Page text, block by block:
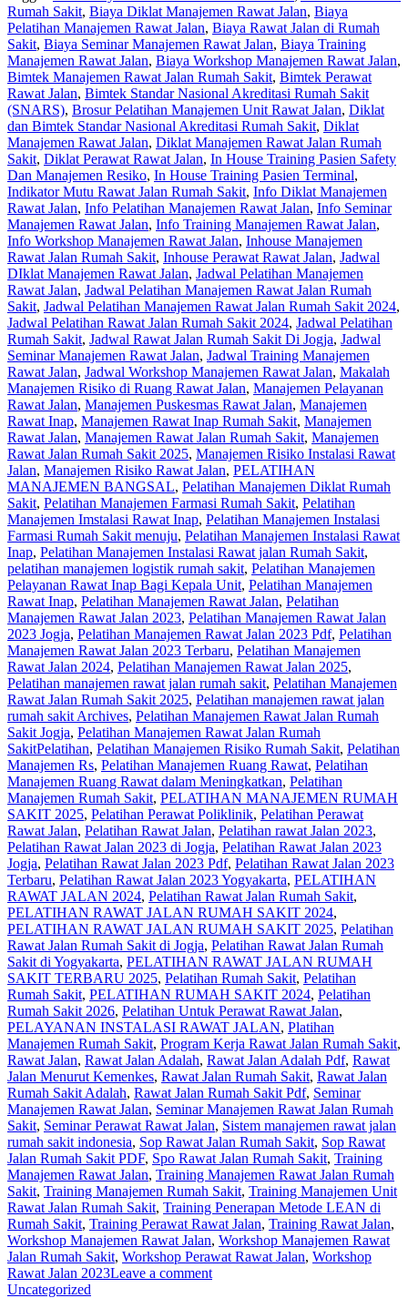
Rumah Sakit, Biaya Diklat Manajemen Rawat Jalan, Biaya
Pelatihan Manajemen Rawat Jalan, Biaya Rawat Jalan di Rumah
Sakit, Biaya Seminar Manajemen Rawat Jalan, Biaya Training
Manajemen Rawat Jalan, Biaya Workshop Manajemen Rawat Jalan,
Bimtek Manajemen Rawat Jalan Rumah Sakit, Bimtek Perawat
Rawat Jalan, Bimtek Standar Nasional Akreditasi Rumah Sakit
(SNARS), Brosur Pelatihan Manajemen Unit Rawat Jalan, Diklat
dan Bimtek Standar Nasional Akreditasi Rumah Sakit, Diklat
Manajemen Rawat Jalan, Diklat Manajemen Rawat Jalan Rumah
Sakit, Diklat Perawat Rawat Jalan, In House Training Pasien Safety
Dan Manajemen Resiko, In House Training Pasien Terminal,
Indikator Mutu Rawat Jalan Rumah Sakit, Info Diklat Manajemen
Rawat Jalan, Info Pelatihan Manajemen Rawat Jalan, Info Seminar
Manajemen Rawat Jalan, Info Training Manajemen Rawat Jalan,
Info Workshop Manajemen Rawat Jalan, Inhouse Manajemen
Rawat Jalan Rumah Sakit, Inhouse Perawat Rawat Jalan, Jadwal
DIklat Manajemen Rawat Jalan, Jadwal Pelatihan Manajemen
Rawat Jalan, Jadwal Pelatihan Manajemen Rawat Jalan Rumah
Sakit, Jadwal Pelatihan Manajemen Rawat Jalan Rumah Sakit 2024,
Jadwal Pelatihan Rawat Jalan Rumah Sakit 2024, Jadwal Pelatihan
Rumah Sakit, Jadwal Rawat Jalan Rumah Sakit Di Jogja, Jadwal
Seminar Manajemen Rawat Jalan, Jadwal Training Manajemen
Rawat Jalan, Jadwal Workshop Manajemen Rawat Jalan, Makalah
Manajemen Risiko di Ruang Rawat Jalan, Manajemen Pelayanan
Rawat Jalan, Manajemen Puskesmas Rawat Jalan, Manajemen
Rawat Inap, Manajemen Rawat Inap Rumah Sakit, Manajemen
Rawat Jalan, Manajemen Rawat Jalan Rumah Sakit, Manajemen
Rawat Jalan Rumah Sakit 2025, Manajemen Risiko Instalasi Rawat
Jalan, Manajemen Risiko Rawat Jalan, PELATIHAN
MANAJEMEN BANGSAL, Pelatihan Manajemen Diklat Rumah
Sakit, Pelatihan Manajemen Farmasi Rumah Sakit, Pelatihan
Manajemen Imstalasi Rawat Inap, Pelatihan Manajemen Instalasi
Farmasi Rumah Sakit menuju, Pelatihan Manajemen Instalasi Rawat
Inap, Pelatihan Manajemen Instalasi Rawat jalan Rumah Sakit,
pelatihan manajemen logistik rumah sakit, Pelatihan Manajemen
Pelayanan Rawat Inap Bagi Kepala Unit, Pelatihan Manajemen
Rawat Inap, Pelatihan Manajemen Rawat Jalan, Pelatihan
Manajemen Rawat Jalan 2023, Pelatihan Manajemen Rawat Jalan
2023 Jogja, Pelatihan Manajemen Rawat Jalan 2023 Pdf, Pelatihan
Manajemen Rawat Jalan 2023 Terbaru, Pelatihan Manajemen
Rawat Jalan 2024, Pelatihan Manajemen Rawat Jalan 2025,
Pelatihan manajemen rawat jalan rumah sakit, Pelatihan Manajemen
Rawat Jalan Rumah Sakit 2025, Pelatihan manajemen rawat jalan
rumah sakit Archives, Pelatihan Manajemen Rawat Jalan Rumah
Sakit Jogja, Pelatihan Manajemen Rawat Jalan Rumah
SakitPelatihan, Pelatihan Manajemen Risiko Rumah Sakit, Pelatihan
Manajemen Rs, Pelatihan Manajemen Ruang Rawat, Pelatihan
Manajemen Ruang Rawat dalam Meningkatkan, Pelatihan
Manajemen Rumah Sakit, PELATIHAN MANAJEMEN RUMAH
SAKIT 2025, Pelatihan Perawat Poliklinik, Pelatihan Perawat
Rawat Jalan, Pelatihan Rawat Jalan, Pelatihan rawat Jalan 2023,
Pelatihan Rawat Jalan 2023 di Jogja, Pelatihan Rawat Jalan 2023
Jogja, Pelatihan Rawat Jalan 2023 Pdf, Pelatihan Rawat Jalan 2023
Terbaru, Pelatihan Rawat Jalan 2023 Yogyakarta, PELATIHAN
RAWAT JALAN 2024, Pelatihan Rawat Jalan Rumah Sakit,
PELATIHAN RAWAT JALAN RUMAH SAKIT 2024,
PELATIHAN RAWAT JALAN RUMAH SAKIT 2025, Pelatihan
Rawat Jalan Rumah Sakit di Jogja, Pelatihan Rawat Jalan Rumah
Sakit di Yogyakarta, PELATIHAN RAWAT JALAN RUMAH
SAKIT TERBARU 2025, Pelatihan Rumah Sakit, Pelatihan
Rumah Sakit‎, PELATIHAN RUMAH SAKIT 2024, Pelatihan
Rumah Sakit 2026, Pelatihan Untuk Perawat Rawat Jalan,
PELAYANAN INSTALASI RAWAT JALAN, Platihan
Manajemen Rumah Sakit, Program Kerja Rawat Jalan Rumah Sakit,
Rawat Jalan, Rawat Jalan Adalah, Rawat Jalan Adalah Pdf, Rawat
Jalan Menurut Kemenkes, Rawat Jalan Rumah Sakit, Rawat Jalan
Rumah Sakit Adalah, Rawat Jalan Rumah Sakit Pdf, Seminar
Manajemen Rawat Jalan, Seminar Manajemen Rawat Jalan Rumah
Sakit, Seminar Perawat Rawat Jalan, Sistem manajemen rawat jalan
rumah sakit indonesia, Sop Rawat Jalan Rumah Sakit, Sop Rawat
Jalan Rumah Sakit PDF, Spo Rawat Jalan Rumah Sakit, Training
Manajemen Rawat Jalan, Training Manajemen Rawat Jalan Rumah
Sakit, Training Manajemen Rumah Sakit, Training Manajemen Unit
Rawat Jalan Rumah Sakit, Training Penerapan Metode LEAN di
Rumah Sakit, Training Perawat Rawat Jalan, Training Rawat Jalan,
Workshop Manajemen Rawat Jalan, Workshop Manajemen Rawat
Jalan Rumah Sakit, Workshop Perawat Rawat Jalan, Workshop
Rawat Jalan 2023Leave a comment
Uncategorized